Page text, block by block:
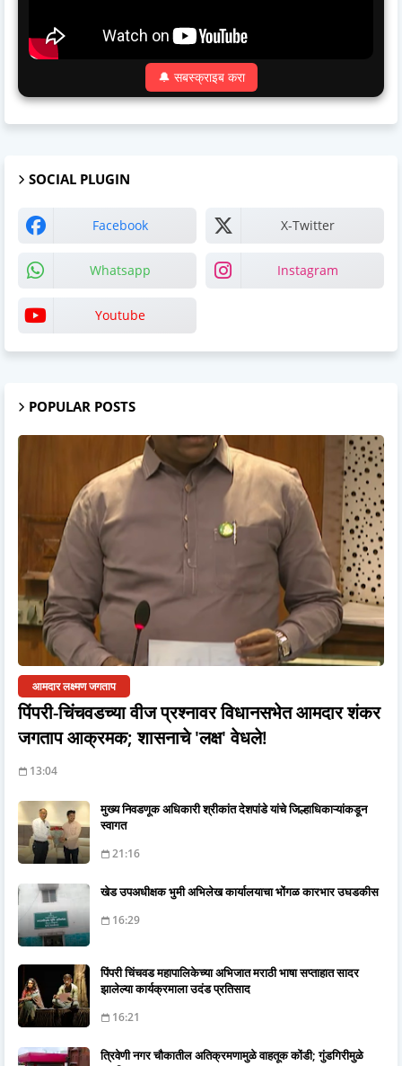
🔔 सबस्क्राइब करा
SOCIAL PLUGIN
Facebook X-Twitter
Whatsapp Instagram
Youtube
POPULAR POSTS
आमदार लक्ष्मण जगताप
पिंपरी-चिंचवडच्या वीज प्रश्नावर विधानसभेत आमदार शंकर
जगताप आक्रमक; शासनाचे 'लक्ष' वेधले!
13:04
मुख्य निवडणूक अधिकारी श्रीकांत देशपांडे यांचे जिल्हाधिकाऱ्यांकडून
स्वागत
21:16
खेड उपअधीक्षक भुमी अभिलेख कार्यालयाचा भोंगळ कारभार उघडकीस
16:29
पिंपरी चिंचवड महापालिकेच्या अभिजात मराठी भाषा सप्ताहात सादर
झालेल्या कार्यक्रमाला उदंड प्रतिसाद
16:21
त्रिवेणी नगर चौकातील अतिक्रमणामुळे वाहतूक कोंडी; गुंडगिरीमुळे